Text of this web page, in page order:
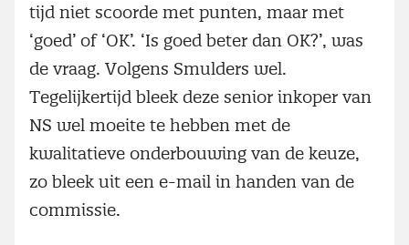
tijd niet scoorde met punten, maar met
‘goed’ of ‘OK’. ‘Is goed beter dan OK?’, was
de vraag. Volgens Smulders wel.
Tegelijkertijd bleek deze senior inkoper van
NS wel moeite te hebben met de
kwalitatieve onderbouwing van de keuze,
zo bleek uit een e-mail in handen van de
commissie.